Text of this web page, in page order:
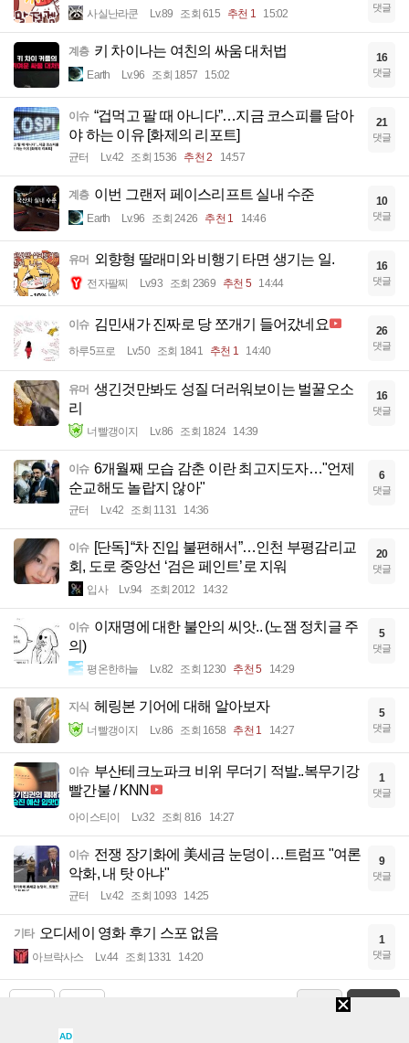
사실난라쿤 Lv.89 조회 615 추천 1 15:02 댓글
계층 키 차이나는 여친의 싸움 대처법
Earth Lv.96 조회 1857 15:02
16
댓글
이슈 “겁먹고 팔 때 아니다”…지금 코스피를 담아
야 하는 이유 [화제의 리포트]
균터 Lv.42 조회 1536 추천 2 14:57
21
댓글
계층 이번 그랜저 페이스리프트 실내 수준
Earth Lv.96 조회 2426 추천 1 14:46
10
댓글
유머 외향형 딸래미와 비행기 타면 생기는 일.
전자팔찌 Lv.93 조회 2369 추천 5 14:44
16
댓글
이슈 김민새가 진짜로 당 쪼개기 들어갔네요
하루5프로 Lv.50 조회 1841 추천 1 14:40
26
댓글
유머 생긴것만봐도 성질 더러워보이는 벌꿀오소
리
너빨갱이지 Lv.86 조회 1824 14:39
16
댓글
이슈 6개월째 모습 감춘 이란 최고지도자…"언제
순교해도 놀랍지 않아"
균터 Lv.42 조회 1131 14:36
6
댓글
이슈 [단독] “차 진입 불편해서”…인천 부평감리교
회, 도로 중앙선 ‘검은 페인트’로 지워
입사 Lv.94 조회 2012 14:32
20
댓글
이슈 이재명에 대한 불안의 씨앗.. (노잼 정치글 주
의)
평온한하늘 Lv.82 조회 1230 추천 5 14:29
5
댓글
지식 헤링본 기어에 대해 알아보자
너빨갱이지 Lv.86 조회 1658 추천 1 14:27
5
댓글
이슈 부산테크노파크 비위 무더기 적발..복무기강
빨간불 / KNN
아이스티이 Lv.32 조회 816 14:27
1
댓글
이슈 전쟁 장기화에 美세금 눈덩이…트럼프 "여론
악화, 내 탓 아냐"
균터 Lv.42 조회 1093 14:25
9
댓글
기타 오디세이 영화 후기 스포 없음
아브락사스 Lv.44 조회 1331 14:20
1
댓글
AD